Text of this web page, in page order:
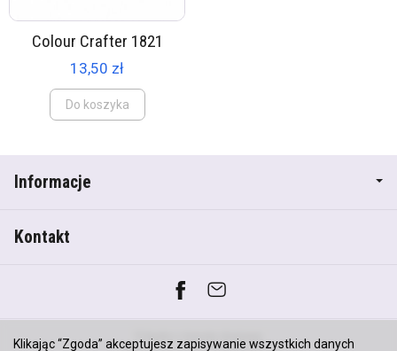
Colour Crafter 1821
13,50 zł
Do koszyka
Informacje
Kontakt
*) brutto +
koszty dostawy
Klikając “Zgoda” akceptujesz zapisywanie wszystkich danych